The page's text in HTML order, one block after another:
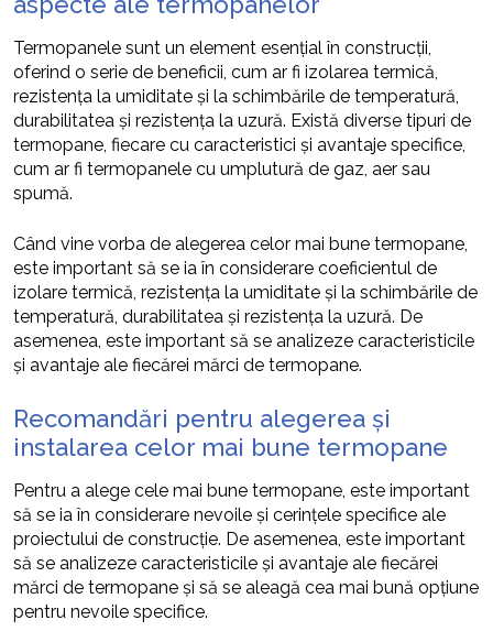
Termopanele sunt un element esențial în construcții,
oferind o serie de beneficii, cum ar fi izolarea termică,
rezistența la umiditate și la schimbările de temperatură,
durabilitatea și rezistența la uzură. Există diverse tipuri de
termopane, fiecare cu caracteristici și avantaje specifice,
cum ar fi termopanele cu umplutură de gaz, aer sau
spumă.
Când vine vorba de alegerea celor mai bune termopane,
este important să se ia în considerare coeficientul de
izolare termică, rezistența la umiditate și la schimbările de
temperatură, durabilitatea și rezistența la uzură. De
asemenea, este important să se analizeze caracteristicile
și avantaje ale fiecărei mărci de termopane.
Recomandări pentru alegerea și
instalarea celor mai bune termopane
Pentru a alege cele mai bune termopane, este important
să se ia în considerare nevoile și cerințele specifice ale
proiectului de construcție. De asemenea, este important
să se analizeze caracteristicile și avantaje ale fiecărei
mărci de termopane și să se aleagă cea mai bună opțiune
pentru nevoile specifice.